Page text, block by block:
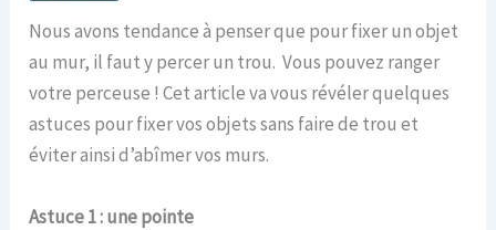
Nous avons tendance à penser que pour fixer un objet
au mur, il faut y percer un trou. Vous pouvez ranger
votre perceuse ! Cet article va vous révéler quelques
astuces pour fixer vos objets sans faire de trou et
éviter ainsi d’abîmer vos murs.
Astuce 1 : une pointe